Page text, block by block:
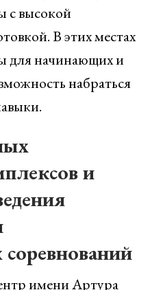
с высокой
В этих местах
для начинающих и
набраться
и
имени Артура